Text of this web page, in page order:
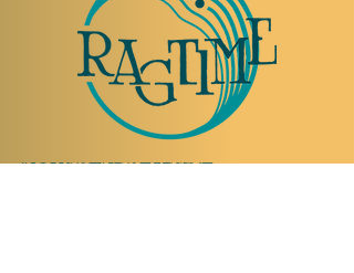
NOUS RENDRE VISITE